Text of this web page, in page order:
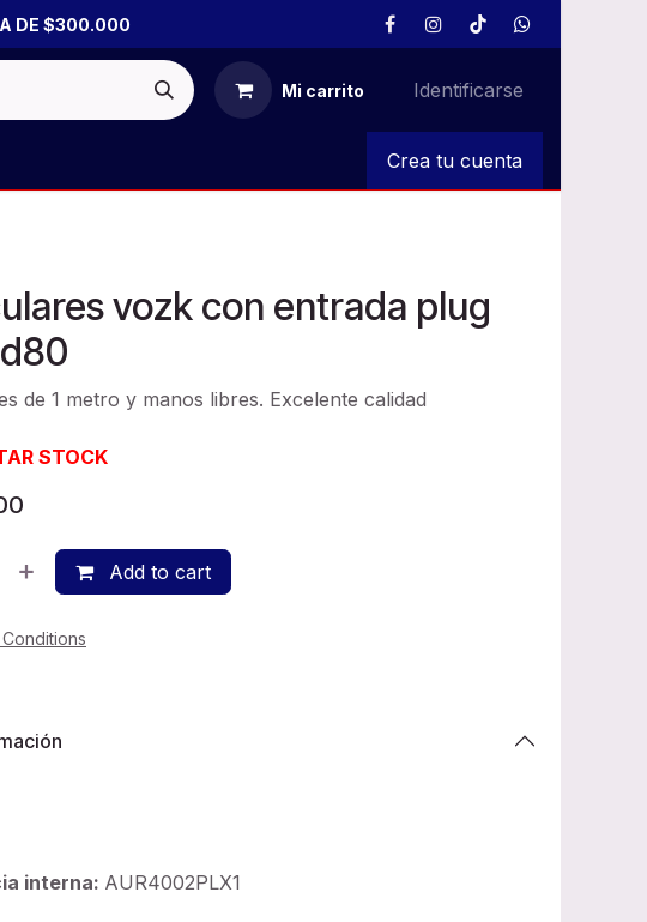
DE $300.000
Mi carrito Identificarse
Crea tu cuenta
vozk con entrada plug
de 1 metro y manos libres. Excelente calidad
STOCK
Add to cart
interna: AUR4002PLX1